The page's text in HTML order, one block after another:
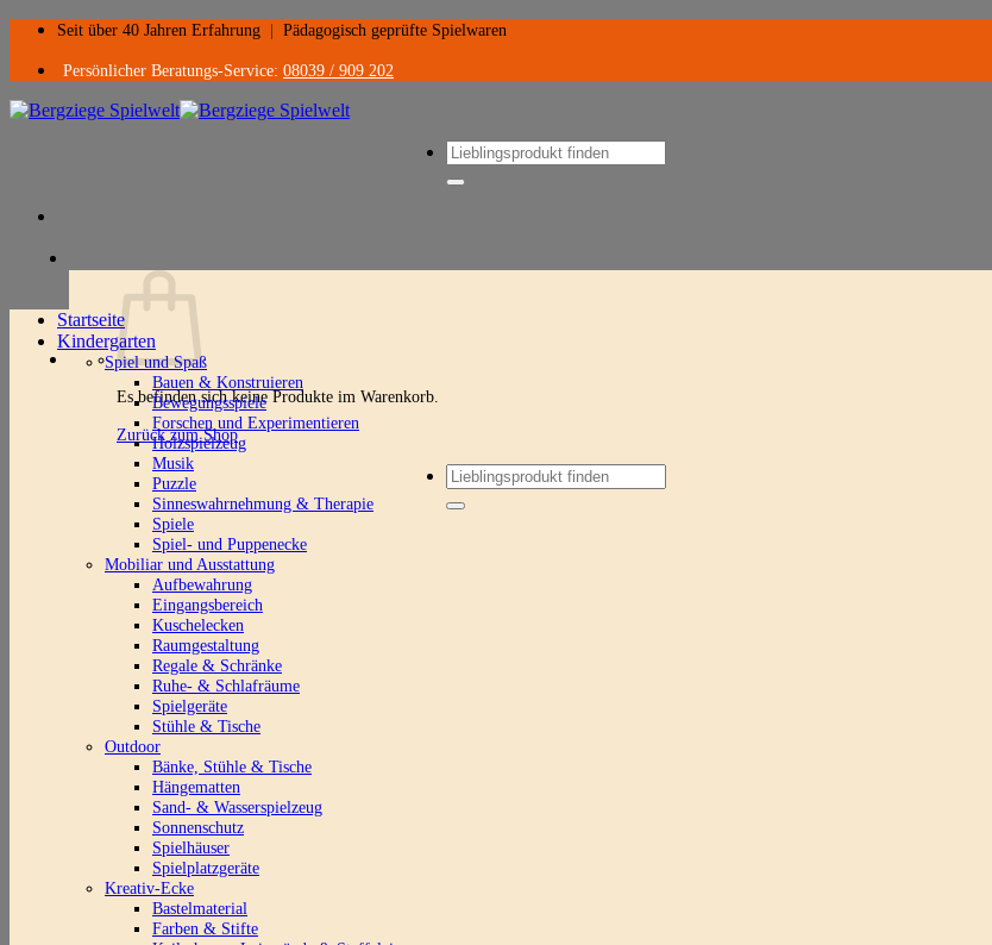
Zum
springen
Seit über 40 Jahren Erfahrung Pädagogisch geprüfte Spielwaren
Persönlicher Beratungs-Service: 08039 / 909 202
Suchen
nach:
Es befinden sich keine Produkte im Warenkorb.
Zurück zum Shop
Suchen
nach:
Startseite
Kindergarten
Spiel und Spaß
Bauen & Konstruieren
Bewegungsspiele
Forschen und Experimentieren
Holzspielzeug
Musik
Puzzle
Sinneswahrnehmung & Therapie
Spiele
Spiel- und Puppenecke
Mobiliar und Ausstattung
Aufbewahrung
Eingangsbereich
Kuschelecken
Raumgestaltung
Regale & Schränke
Ruhe- & Schlafräume
Spielgeräte
Stühle & Tische
Outdoor
Bänke, Stühle & Tische
Hängematten
Sand- & Wasserspielzeug
Sonnenschutz
Spielhäuser
Spielplatzgeräte
Kreativ-Ecke
Bastelmaterial
Farben & Stifte